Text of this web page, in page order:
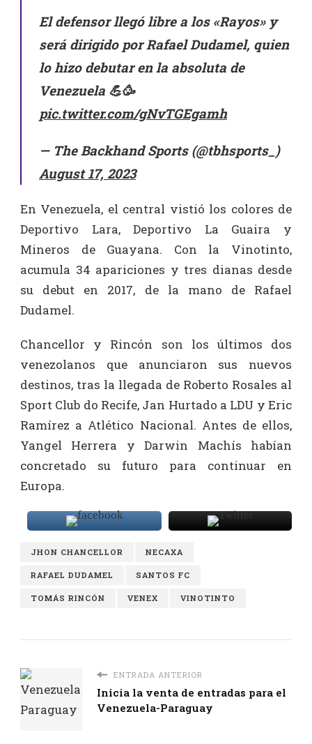
El defensor llegó libre a los «Rayos» y
será dirigido por Rafael Dudamel, quien
lo hizo debutar en la absoluta de
Venezuela 💪🥳
pic.twitter.com/gNvTGEgamh
— The Backhand Sports (@tbhsports_)
August 17, 2023
En Venezuela, el central vistió los colores de
Deportivo Lara, Deportivo La Guaira y
Mineros de Guayana. Con la Vinotinto,
acumula 34 apariciones y tres dianas desde
su debut en 2017, de la mano de Rafael
Dudamel.
Chancellor y Rincón son los últimos dos
venezolanos que anunciaron sus nuevos
destinos, tras la llegada de Roberto Rosales al
Sport Club do Recife, Jan Hurtado a LDU y Eric
Ramírez a Atlético Nacional. Antes de ellos,
Yangel Herrera y Darwin Machís habían
concretado su futuro para continuar en
Europa.
JHON CHANCELLOR NECAXA
RAFAEL DUDAMEL SANTOS FC
TOMÁS RINCÓN VENEX VINOTINTO
ENTRADA ANTERIOR
Inicia la venta de entradas para el
Venezuela-Paraguay